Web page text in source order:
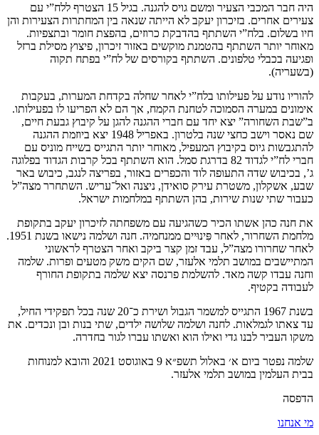
היה חבר המכבי הצעיר ומשם גויס להגנה. בגיל 15 הצטרף ללח”י עם
צעירים אחרים. בזיכרון יעקב לא הייתה שנאה בין המחתרות הצעירות והן
חיו בשלום. בלח”י השתתף בהדבקת כרוזים, בהפצת חומר ובתצפיות.
מאוחר יותר השתתף בהטמנת מוקשים באזור זיכרון, פיצוץ מסילת ברזל
ופגיעה בכבלי טלפונים. השתתף בקורסים של לח”י בפתח תקוה
(בשעריה).
להוריו נודע על פעילותו בלח”י לאחר שחלה בקדחת המערות, בעקבות
אימונים במערה הסמוכה לטחנת הקמח, אך הם לא הפריעו לו בפעילותו.
ב”שבת השחורה” יצא יחד עם חברי ההגנה להגן על קיבוץ גבעת חיים,
שם נאסר וישב כחצי שנה בלטרון. באפריל 1948 יצא ביוזמת ההגנה
להתגבשות גיוס בקיבוץ המעפיל, מאוחר יותר התגייס בשייח מוניס עם
חברי לח”י לגדוד 82 בדרגת סמל. הוא השתתף בכל קרבות הגדוד בפלוגה
ג’, בכיבוש שדה התעופה לוד והכפרים באזור, בפריצה לנגב, כיבוש באר
שבע, אשקלון, משטרת עירק סואידן, ניצנה ואל־עריש. השתחרר מצה”ל
כעבור שתי שנות שירות, בהן השתתף במלחמות ישראל.
את חנה כהן אשתו הכיר כשהגיעה עם משפחתה לזיכרון יעקב בתקופת
מלחמת השחרור, לאחר פִּינוּיים ממנחמיה. חנה ושלמה נישאו בשנת 1951.
לאחר שחרורו מצה”ל, עבד זמן קצר ביקב ואחר הצטרף לראשוני
המתיישבים במושב תלמי אלעזר, שם הקים משק מטעים ופרות. שלמה
וחנה עבדו קשה מאד. להשלמת פרנסה יצא שלמה בתקופת החורף
לעבודה בקטיף.
בשנת 1967 התגייס למשמר הגבול ושירת כ־20 שנה בכל תפקידי החיל,
עד צאתו לגמלאות. לחנה ושלמה שלושה ילדים, שתי בנות ובן ונכדים. את
משקו העביר לבנו גדי ואילו הוא ואשתו עברו לגור בחדרה.
שלמה נפטר ביום א׳ באלול תשפ״א 9 באוגוסט 2021 והובא למנוחות
בבית העלמין במושב תלמי אלעזר.
הדפסה
מי אנחנו